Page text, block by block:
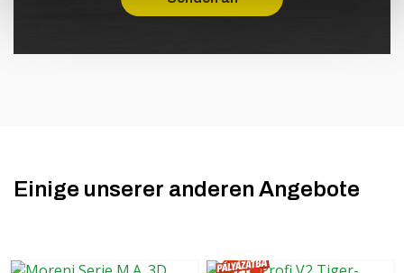
Einige unserer anderen Angebote